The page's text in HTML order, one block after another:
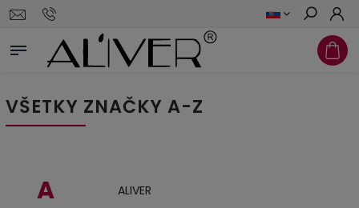
Hľadať
VŠETKY ZNAČKY A-Z
A ALIVER